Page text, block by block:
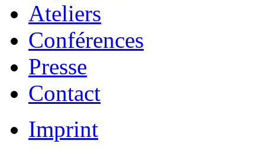
Ateliers
Conférences
Presse
Contact
Imprint